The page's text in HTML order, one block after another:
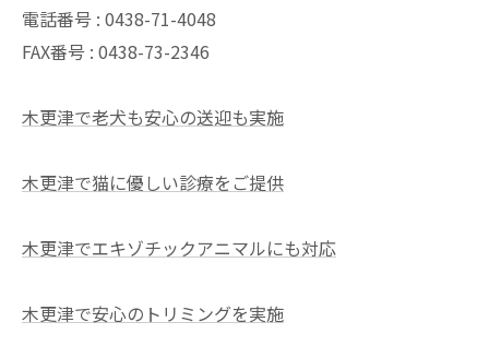
電話番号 : 0438-71-4048
FAX番号 : 0438-73-2346
木更津で老犬も安心の送迎も実施
木更津で猫に優しい診療をご提供
木更津でエキゾチックアニマルにも対応
木更津で安心のトリミングを実施